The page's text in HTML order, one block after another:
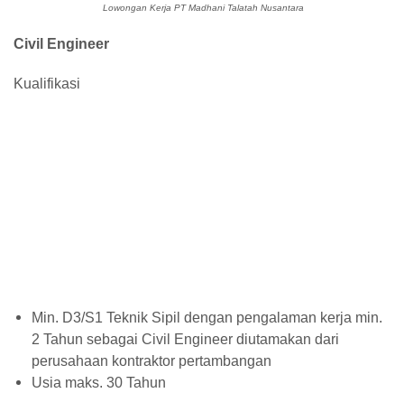
Lowongan Kerja PT Madhani Talatah Nusantara
Civil Engineer
Kualifikasi
Min. D3/S1 Teknik Sipil dengan pengalaman kerja min.
2 Tahun sebagai Civil Engineer diutamakan dari
perusahaan kontraktor pertambangan
Usia maks. 30 Tahun